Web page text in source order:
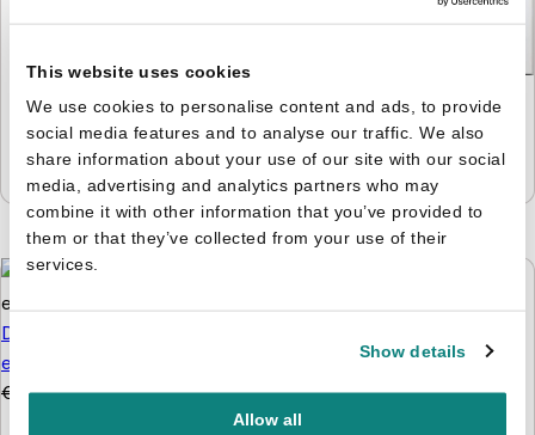
This website uses cookies
We use cookies to personalise content and ads, to provide
social media features and to analyse our traffic. We also
share information about your use of our site with our social
media, advertising and analytics partners who may
combine it with other information that you’ve provided to
them or that they’ve collected from your use of their
services.
Show details
Allow all
Nijntje - Doeboek 4 -
Kijken, kleuren, knutselen
& tellen
€5,99 € 4,99
De tafelfabriek - Word
een wiskid
€
9,99 €6,99
Paw Patrol pakket -
Knutselen, kleuren
puzzelen en stickers